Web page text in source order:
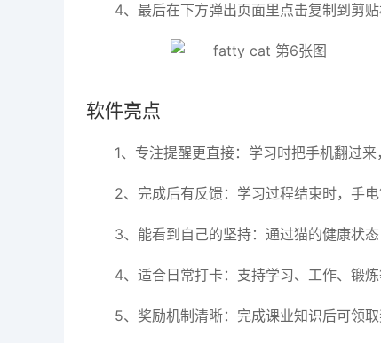
4、最后在下方弹出页面里点击复制到剪贴
软件亮点
1、专注提醒更直接：学习时把手机翻过
2、完成后有反馈：学习过程结束时，手电
3、能看到自己的坚持：通过猫的健康状
4、适合日常打卡：支持学习、工作、锻
5、奖励机制清晰：完成课业知识后可领取